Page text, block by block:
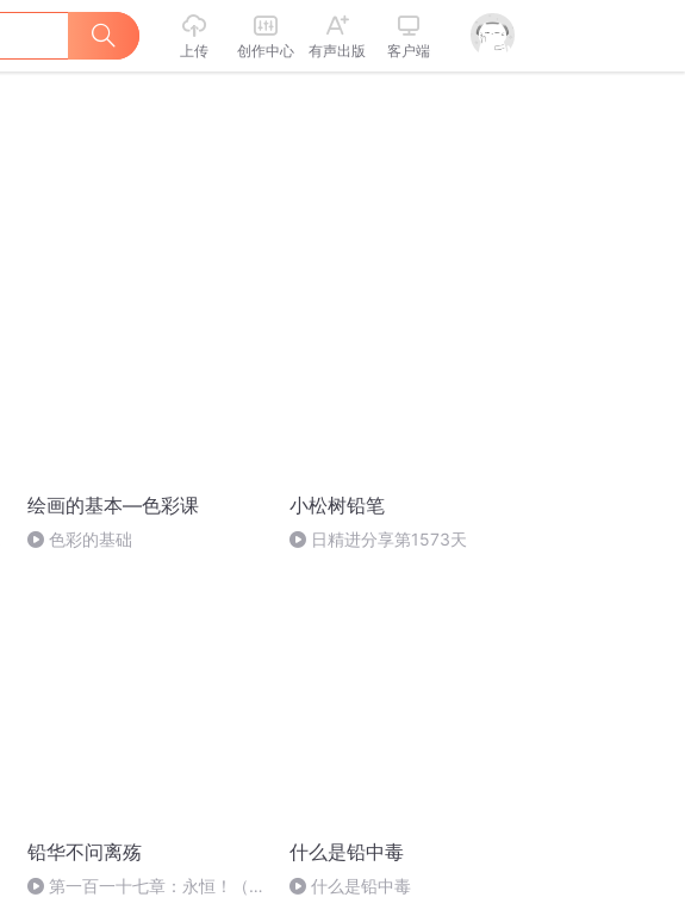
上传 创作中心 有声出版 客户端
绘画的基本—色彩课
色彩的基础
小松树铅笔
日精进分享第1573天
铅华不问离殇
第一百一十七章：永恒！（求
什么是铅中毒
什么是铅中毒